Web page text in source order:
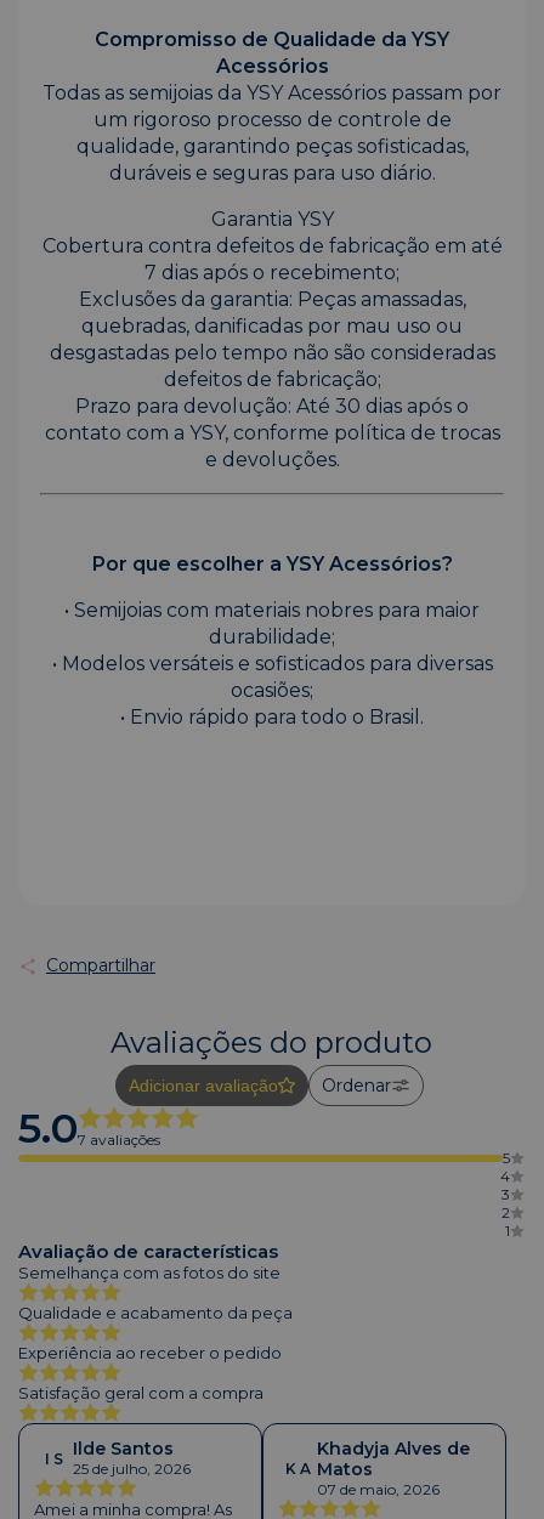
Compromisso de Qualidade da YSY
Acessórios
Todas as semijoias da YSY Acessórios passam por
um rigoroso processo de controle de
qualidade, garantindo peças sofisticadas,
duráveis e seguras para uso diário.
Garantia YSY
Cobertura contra defeitos de fabricação em até
7 dias após o recebimento;
Exclusões da garantia: Peças amassadas,
quebradas, danificadas por mau uso ou
desgastadas pelo tempo não são consideradas
defeitos de fabricação;
Prazo para devolução: Até 30 dias após o
contato com a YSY, conforme política de trocas
e devoluções.
Por que escolher a YSY Acessórios?
• Semijoias com materiais nobres para maior
durabilidade;
• Modelos versáteis e sofisticados para diversas
ocasiões;
• Envio rápido para todo o Brasil.
Compartilhar
Avaliações do produto
Adicionar avaliação Ordenar
5.07 avaliações
5
4
3
2
1
Avaliação de características
Semelhança com as fotos do site
Qualidade e acabamento da peça
Experiência ao receber o pedido
Satisfação geral com a compra
I S Ilde Santos
25 de julho, 2026
Amei a minha compra! As
K A
Khadyja Alves de
Matos
07 de maio, 2026